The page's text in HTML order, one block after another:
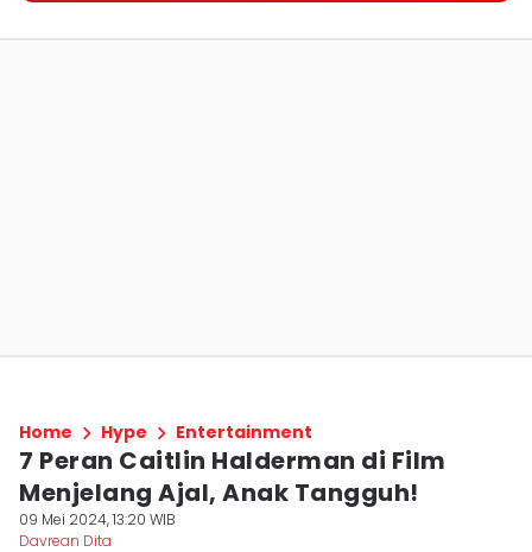
Home Hype Entertainment
7 Peran Caitlin Halderman di Film
Menjelang Ajal, Anak Tangguh!
09 Mei 2024, 13:20 WIB
Davrean Dita